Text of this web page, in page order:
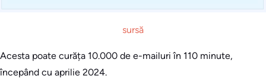
sursă
Acesta poate curăța 10.000 de e-mailuri în 110 minute,
începând cu aprilie 2024.